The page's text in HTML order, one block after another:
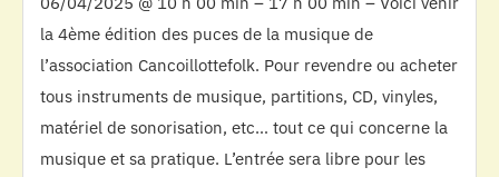
la 4ème édition des puces de la musique de
l’association Cancoillottefolk. Pour revendre ou acheter
tous instruments de musique, partitions, CD, vinyles,
matériel de sonorisation, etc… tout ce qui concerne la
musique et sa pratique. L’entrée sera libre pour les